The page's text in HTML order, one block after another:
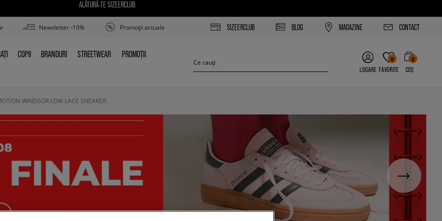
ALĂTURĂ-TE SIZEERCLUB
Newsletter -10% Promoții actuale SIZEERCLUB BLOG MAGAZINE CONTACT
COPII
COPII BRANDURI
BRANDURI STREETWEAR
STREETWEAR PROMOȚII
PROMOȚII
LOGARE
0
FAVORITE
0
COȘ
WINDSOR LOW LACE SNEAKER